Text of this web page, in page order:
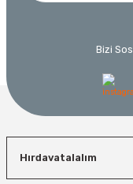
Bizi
Hırdavatalalım